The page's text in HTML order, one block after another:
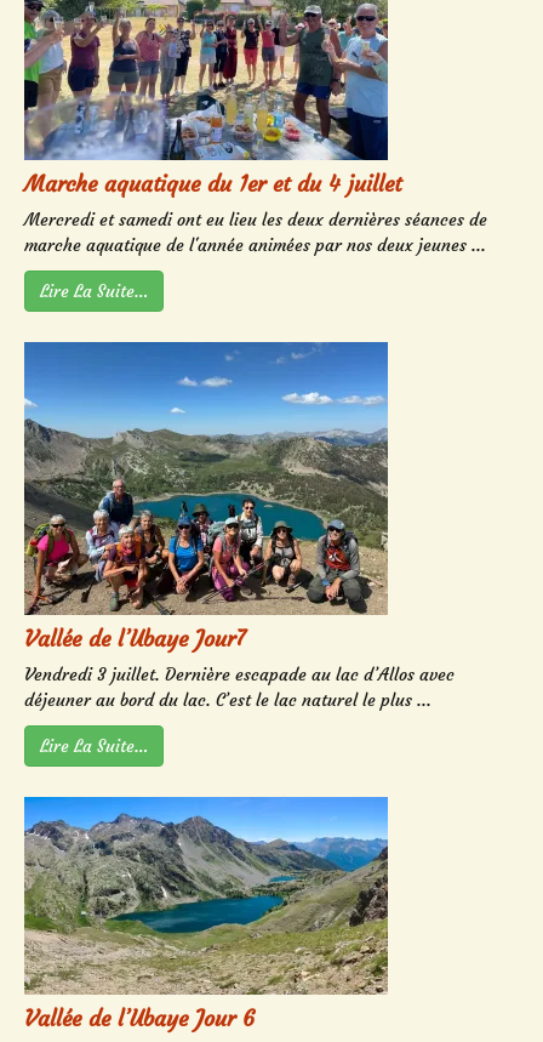
Marche aquatique du 1er et du 4 juillet
Mercredi et samedi ont eu lieu les deux dernières séances de
marche aquatique de l'année animées par nos deux jeunes ...
Lire La Suite…
Vallée de l’Ubaye Jour7
Vendredi 3 juillet. Dernière escapade au lac d’Allos avec
déjeuner au bord du lac. C’est le lac naturel le plus ...
Lire La Suite…
Vallée de l’Ubaye Jour 6